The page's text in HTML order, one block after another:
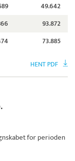
49.642
93.872
73.885
HENT PDF
for perioden